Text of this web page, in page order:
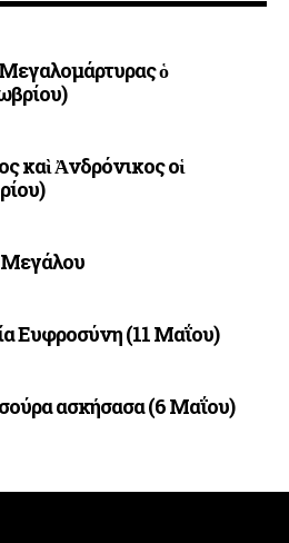
ὁ
καὶ Ἀνδρόνικος οἱ
Μεγάλου
Ευφροσύνη (11 Μαΐου)
ασκήσασα (6 Μαΐου)